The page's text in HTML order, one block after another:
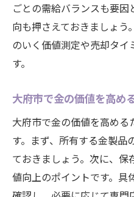
ごとの需給バランスも要
向も押さえておきましょ
のいく価値測定や売却タ
す。
大府市で金の価値を高め
大府市で金の価値を高め
す。まず、所有する金製品
ておきましょう。次に、
値向上のポイントです。具